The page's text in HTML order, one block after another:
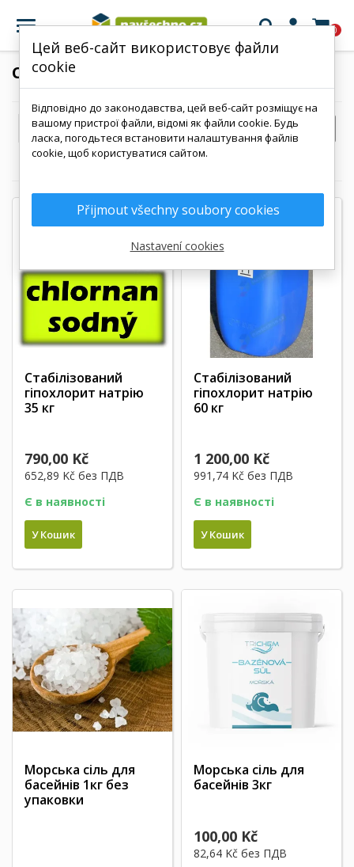
 0
СИРОВИНА
Артикул, від А до Я  ФІЛЬТР
Показано 1-64 з 76 товарів
Стабілізований
гіпохлорит натрію
35 кг
790,00 Kč
652,89 Kč без ПДВ
Є в наявності
У Кошик
Стабілізований
гіпохлорит натрію
60 кг
1 200,00 Kč
991,74 Kč без ПДВ
Є в наявності
У Кошик
Морська сіль для
басейнів 1кг без
упаковки
Морська сіль для
басейнів 3кг
100,00 Kč
82,64 Kč без ПДВ
Цей веб-сайт використовує файли
cookie
Відповідно до законодавства, цей веб-сайт розміщує на
вашому пристрої файли, відомі як файли cookie. Будь
ласка, погодьтеся встановити налаштування файлів
cookie, щоб користуватися сайтом.
Přijmout všechny soubory cookies
Nastavení cookies